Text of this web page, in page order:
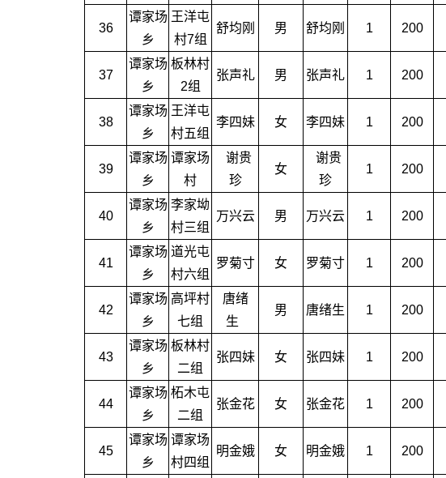
36
谭家场
乡
王洋屯
村7组
舒均刚 男 舒均刚 1 200
37
谭家场
乡
板林村
2组
张声礼 男 张声礼 1 200
38
谭家场
乡
王洋屯
村五组
李四妹 女 李四妹 1 200
39
谭家场
乡
谭家场
村
谢贵
珍
女
谢贵
珍
1 200
40
谭家场
乡
李家坳
村三组
万兴云 男 万兴云 1 200
41
谭家场
乡
道光屯
村六组
罗菊寸 女 罗菊寸 1 200
42
谭家场
乡
高坪村
七组
唐绪
生
男 唐绪生 1 200
43
谭家场
乡
板林村
二组
张四妹 女 张四妹 1 200
44
谭家场
乡
柘木屯
二组
张金花 女 张金花 1 200
45
谭家场
乡
谭家场
村四组
明金娥 女 明金娥 1 200